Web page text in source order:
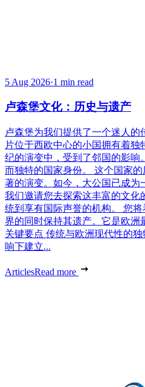
5 Aug 2026·1 min read
卢森堡文化：历史与遗产
卢森堡为我们提供了一个迷人
片位于西欧中心的小国拥有着
纪的演变中，受到了邻国的影响
而独特的国家身份。 这个国家
著的演变。如今，大公国已成为
我们邀请您去探索这丰富的文化
统到享有国际声誉的机构。 您
界的同时保持其遗产。它是欧洲
关键要点 传统与欧洲现代性的
响下建立...
ArticlesRead more